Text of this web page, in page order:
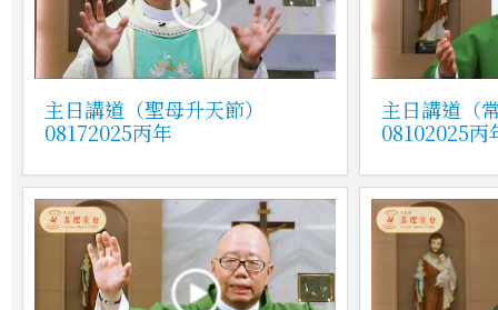
主日講道（聖母升天節）
08172025丙年
主日講道（
08102025丙